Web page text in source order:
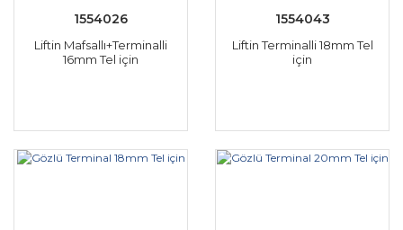
1554026
Liftin Mafsallı+Terminalli
16mm Tel için
1554043
Liftin Terminalli 18mm Tel
için